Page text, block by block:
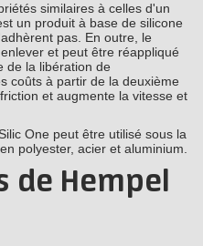
similaires à celles d'un
un produit à base de silicone
pas. En outre, le
et peut être réappliqué
de la libération de
coûts à partir de la deuxième
et augmente la vitesse et
One peut être utilisé sous la
polyester, acier et aluminium.
de Hempel